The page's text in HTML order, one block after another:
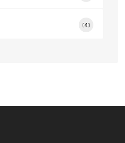
(4)